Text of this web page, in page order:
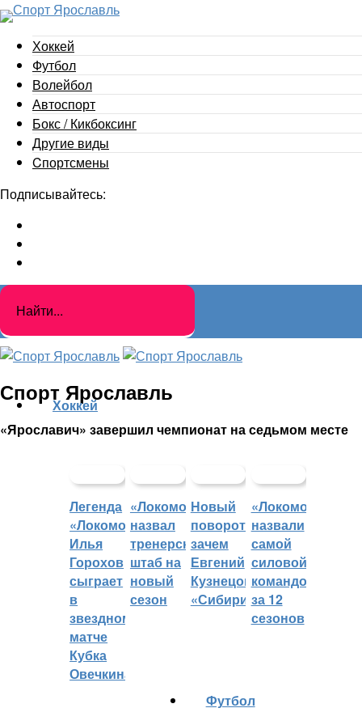
Хоккей
Футбол
Волейбол
Автоспорт
Бокс / Кикбоксинг
Другие виды
Cпортсмены
Подписывайтесь:
Спорт Ярославль
«Ярославич» завершил чемпионат на седьмом месте
Хоккей
Легенда
«Локомотива»
Илья
Горохов
сыграет
в
звездном
матче
Кубка
Овечкина
«Локомотив»
назвал
тренерский
штаб на
новый
сезон
Новый
поворот:
зачем
Евгений
Кузнецов
«Сибири»?
«Локомотив»
назвали
самой
силовой
командой
за 12
сезонов
Футбол